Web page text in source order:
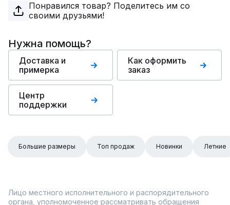
Понравился товар? Поделитесь им со
своими друзьями!
Нужна помощь?
Доставка и
примерка
Как оформить
заказ
Центр
поддержки
Большие размеры Топ продаж Новинки Летние
Лицо местного исполнительного и распорядительного
органа, уполномоченное рассматривать обращения